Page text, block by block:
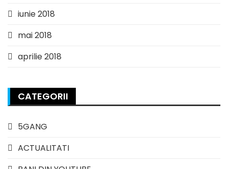
iunie 2018
mai 2018
aprilie 2018
CATEGORII
5GANG
ACTUALITATI